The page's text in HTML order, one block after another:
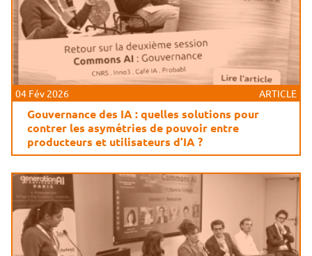
04 Fév 2026 ARTICLE
Gouvernance des IA : quelles solutions pour
contrer les asymétries de pouvoir entre
producteurs et utilisateurs d’IA ?